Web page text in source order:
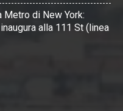
Metro di New York:
alla 111 St (linea